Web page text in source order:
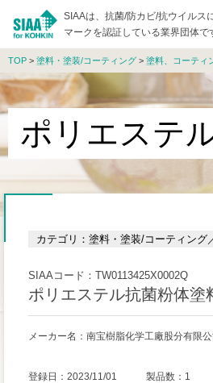
SIAAは、抗菌/防カビ/抗ウイルス
マークを認証している業界団体で
TOP > 塗料・塗装/コーティング > 塗料、コーティ
ポリエステ
カテゴリ：塗料・塗装/コーティング
SIAAコード：TW0113425X0002Q
ポリエステル抗菌粉体塗
メーカー名：南宝樹脂化学工廠股分有限公
登録日：2023/11/01 製品数：1